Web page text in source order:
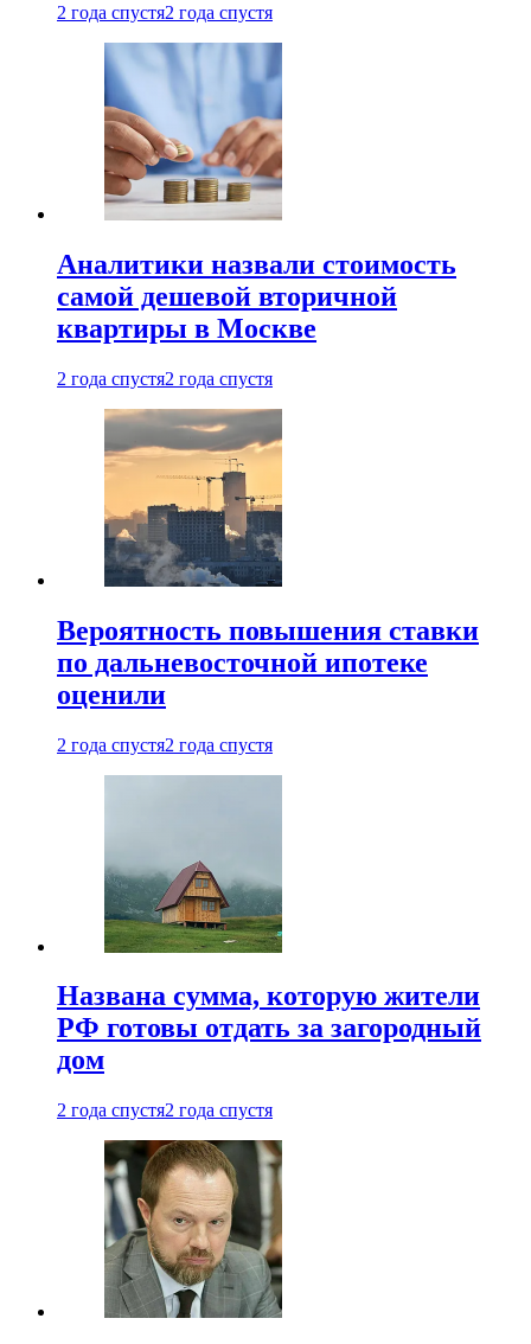
2 года спустя2 года спустя
Аналитики назвали стоимость
самой дешевой вторичной
квартиры в Москве
2 года спустя2 года спустя
Вероятность повышения ставки
по дальневосточной ипотеке
оценили
2 года спустя2 года спустя
Названа сумма, которую жители
РФ готовы отдать за загородный
дом
2 года спустя2 года спустя